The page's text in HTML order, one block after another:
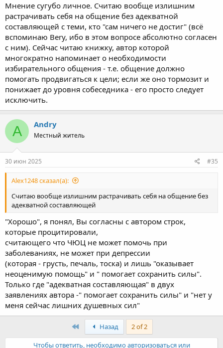
Мнение сугубо личное. Считаю вообще излишним
растрачивать себя на общение без адекватной
составляющей с теми, кто "сам ничего не достиг" (всё
вспоминаю Bery, ибо в этом вопросе абсолютно согласен
с ним). Сейчас читаю книжку, автор которой
многократно напоминает о необходимости
избирательного общения - т.е. общение должно
помогать продвигаться к цели; если же оно тормозит и
понижает до уровня собеседника - его просто следует
исключить.
A Andry
Местный житель
30 июн 2025 #35
Alex1248 сказал(а):
Считаю вообще излишним растрачивать себя на общение без
адекватной составляющей
"Хорошо", я понял, Вы согласны с автором строк,
которые процитировали,
считающего что ЧЮЦ не может помочь при
заболеваниях, не может при депрессии
(которая - грусть, печаль, тоска) и лишь "оказывает
неоценимую помощь" и " помогает сохранить силы".
Только где "адекватная составляющая" в двух
заявлениях автора -" помогает сохранить силы" и "нет у
меня сейчас лишних душевных сил"
First Назад 2 of 2
Чтобы ответить, необходимо авторизоваться или